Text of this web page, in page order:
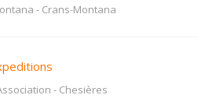
- Crans-Montana
- Chesières